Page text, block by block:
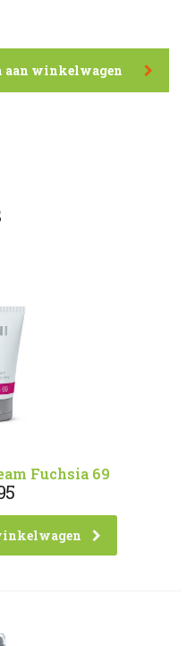
aan winkelwagen
Fuchsia 69